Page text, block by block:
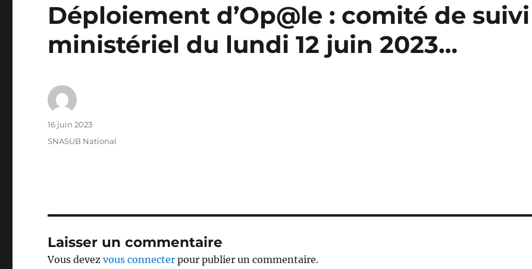
Déploiement d’Op@le : comité de suivi
ministériel du lundi 12 juin 2023…
Auteur
Publié
16 juin 2023
Catégories
SNASUB National
Laisser un commentaire
Vous devezvous connecter pour publier un commentaire.